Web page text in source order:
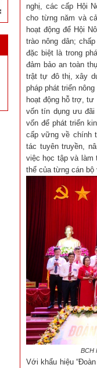
nghị, các cấp Hội
cho từng năm và
hoạt động để Hội
trào nông dân;
đặc biệt là trong
đảm bảo an toàn
trật tự đô thị, xây
pháp phát triển
hoạt động hỗ trợ,
vốn tín dụng ưu đãi
vốn để phát triển
cấp vững về chính
tác tuyên truyền,
việc học tập và làm
thể của từng cán bộ
BCH
Với khẩu hiệu